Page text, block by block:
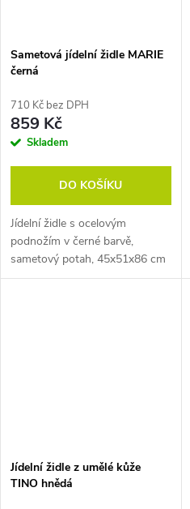
Sametová jídelní židle MARIE
černá
710 Kč bez DPH
859 Kč
Skladem
DO KOŠÍKU
Jídelní židle s ocelovým
podnožím v černé barvě,
sametový potah, 45x51x86 cm
Tloušťka oceli 0,9 mm. Pozn.
Jídelní židle z umělé kůže
TINO hnědá